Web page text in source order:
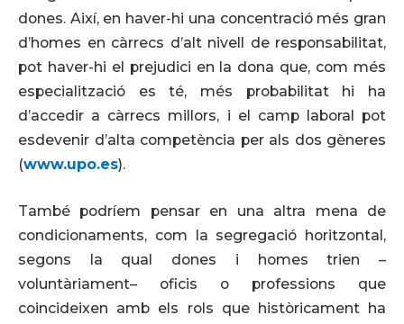
dones. Així, en haver-hi una concentració més gran
d’homes en càrrecs d’alt nivell de responsabilitat,
pot haver-hi el prejudici en la dona que, com més
especialització es té, més probabilitat hi ha
d’accedir a càrrecs millors, i el camp laboral pot
esdevenir d’alta competència per als dos gèneres
(www.upo.es).
També podríem pensar en una altra mena de
condicionaments, com la segregació horitzontal,
segons la qual dones i homes trien –
voluntàriament– oficis o professions que
coincideixen amb els rols que històricament ha